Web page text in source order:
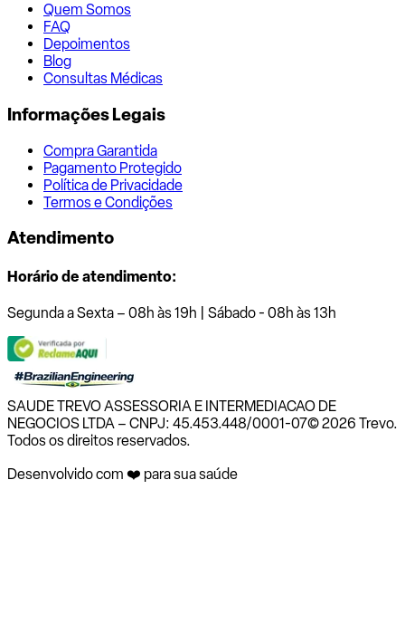
Quem Somos
FAQ
Depoimentos
Blog
Consultas Médicas
Informações Legais
Compra Garantida
Pagamento Protegido
Política de Privacidade
Termos e Condições
Atendimento
Horário de atendimento:
Segunda a Sexta – 08h às 19h | Sábado - 08h às 13h
SAUDE TREVO ASSESSORIA E INTERMEDIACAO DE
NEGOCIOS LTDA – CNPJ: 45.453.448/0001-07© 2026 Trevo.
Todos os direitos reservados.
Desenvolvido com ❤️ para sua saúde